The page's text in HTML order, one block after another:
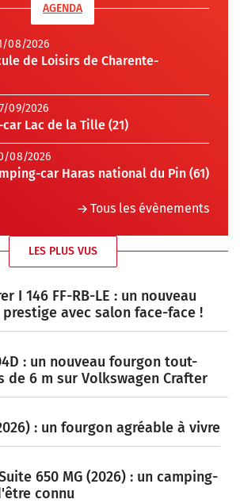
AGENDA
08/2026
de Loisirs de Charente-
09/2026
Lac de la Tille (21)
08/2026
car Haras national du Pin (61)
Tous les évènements
LES PLUS VUS
I 146 FF-RB-LE : un nouveau
avec salon face-face !
: un nouveau fourgon tout-
de 6 m sur Volkswagen Crafter
: un fourgon agréable à vivre
650 MG (2026) : un camping-
connu